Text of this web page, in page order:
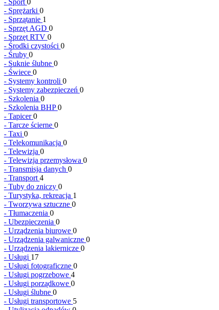
- Sport 0
- Sprężarki 0
- Sprzątanie 1
- Sprzęt AGD 0
- Sprzęt RTV 0
- Środki czystości 0
- Śruby 0
- Suknie ślubne 0
- Świece 0
- Systemy kontroli 0
- Systemy zabezpieczeń 0
- Szkolenia 0
- Szkolenia BHP 0
- Tapicer 0
- Tarcze ścierne 0
- Taxi 0
- Telekomunikacja 0
- Telewizja 0
- Telewizja przemysłowa 0
- Transmisja danych 0
- Transport 4
- Tuby do zniczy 0
- Turystyka, rekreacja 1
- Tworzywa sztuczne 0
- Tłumaczenia 0
- Ubezpieczenia 0
- Urządzenia biurowe 0
- Urządzenia galwaniczne 0
- Urządzenia lakiernicze 0
- Usługi 17
- Usługi fotograficzne 0
- Usługi pogrzebowe 4
- Usługi porządkowe 0
- Usługi ślubne 0
- Usługi transportowe 5